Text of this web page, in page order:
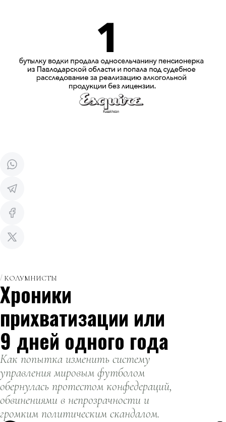
КОЛУМНИСТЫ
Хроники
прихватизации или
9 дней одного года
Как попытка изменить систему
управления мировым футболом
обернулась протестом конфедераций,
обвинениями в непрозрачности и
громким политическим скандалом.